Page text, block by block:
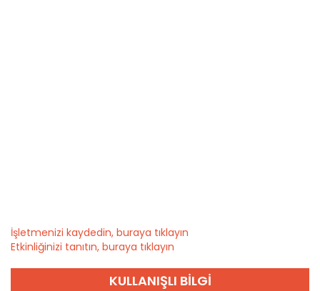
İşletmenizi kaydedin, buraya tıklayın
Etkinliğinizi tanıtın, buraya tıklayın
KULLANIŞLI BILGI